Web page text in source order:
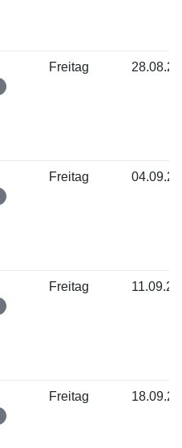
Freitag
Freitag
Freitag
Freitag